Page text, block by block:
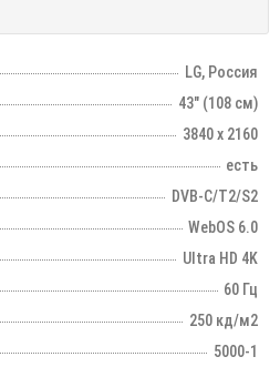
LG, Россия
43" (108 см)
3840 х 2160
есть
DVB-C/T2/S2
WebOS 6.0
Ultra HD 4K
60 Гц
250 кд/м2
5000-1